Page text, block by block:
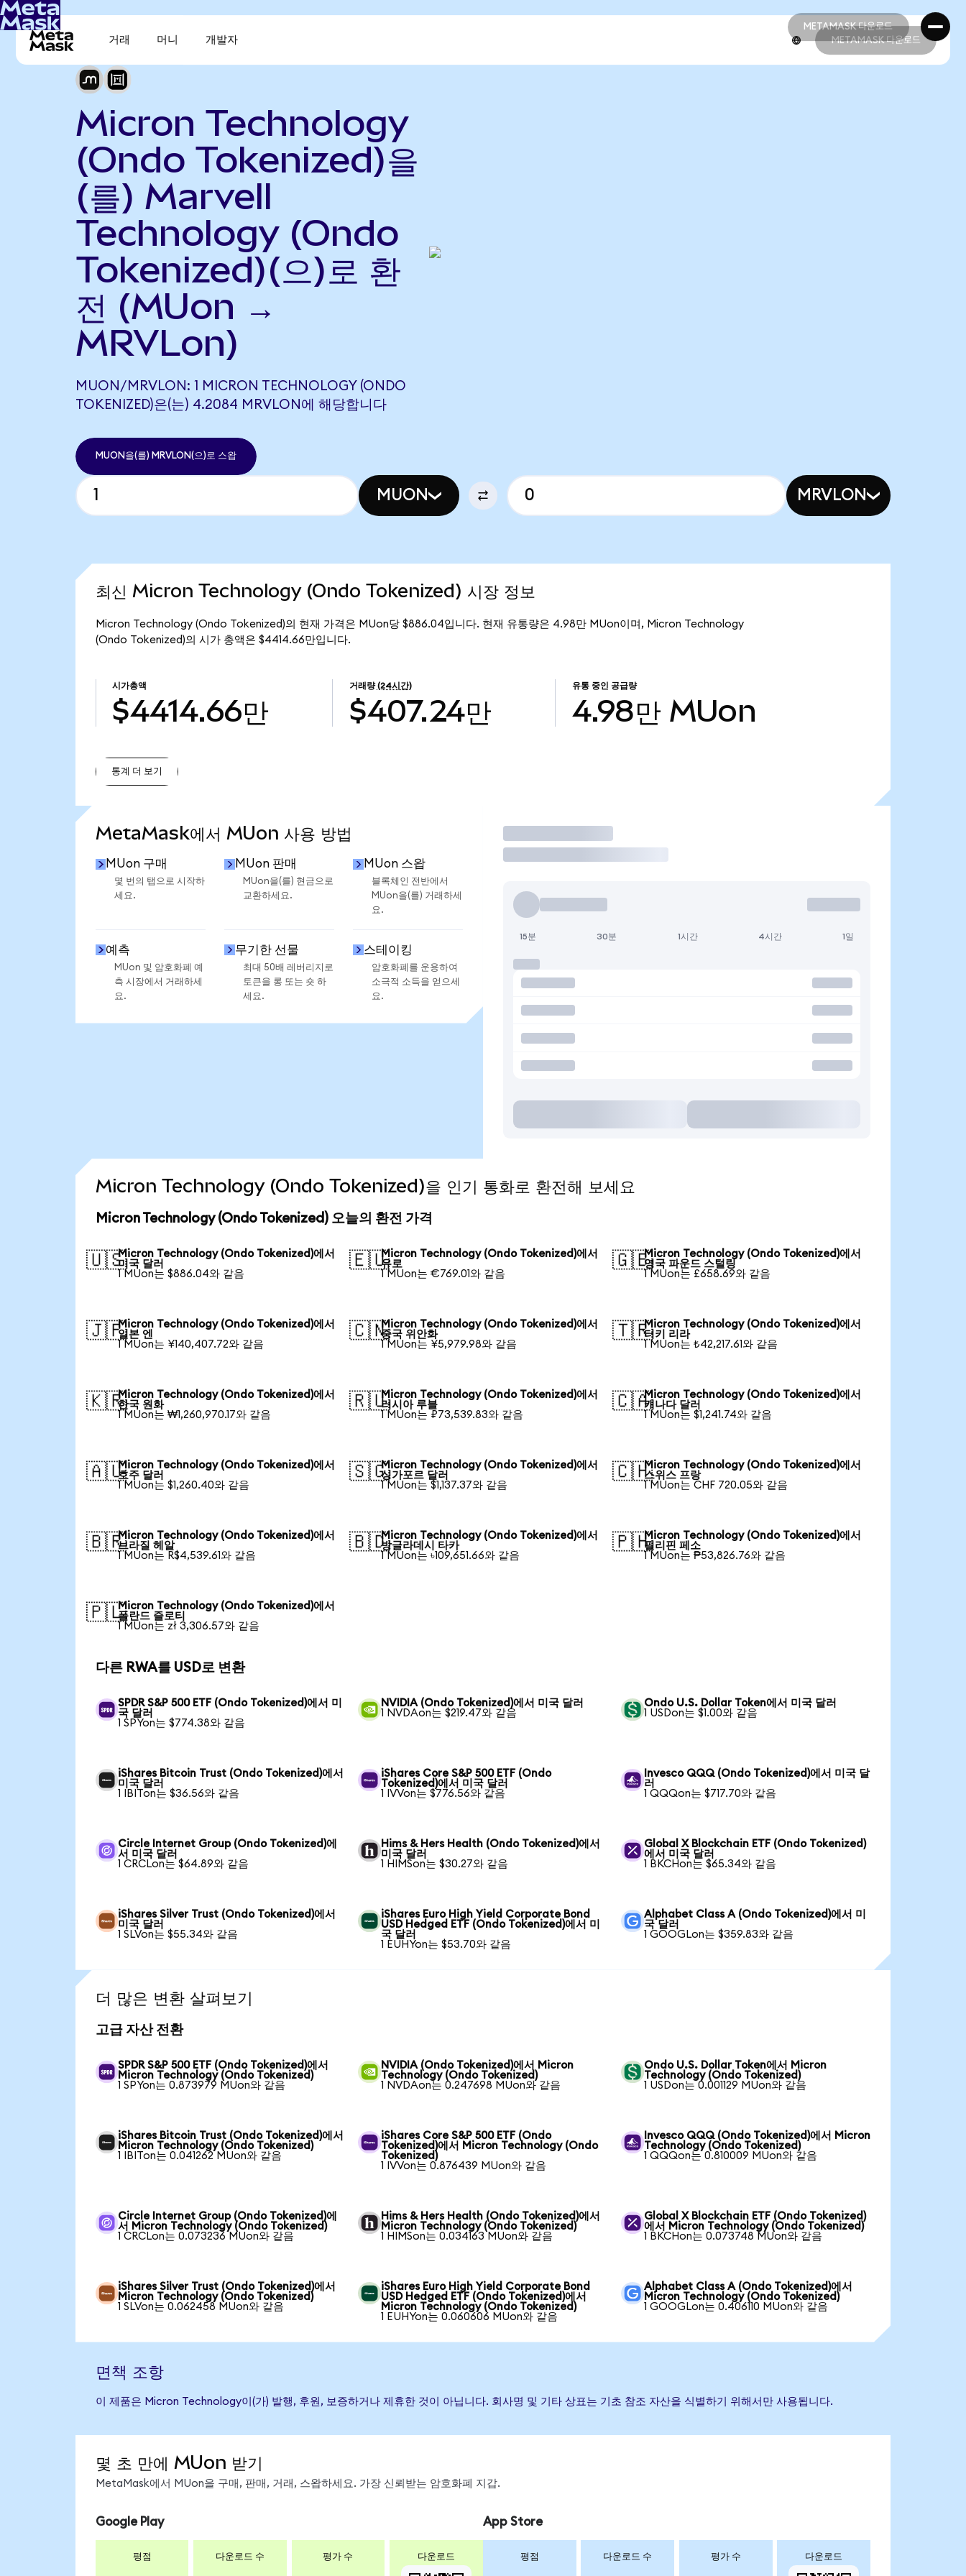
METAMASK 다운로드
METAMASK 다운로드
거래 머니 개발자 METAMASK 다운로드
Micron Technology
(Ondo Tokenized)을
(를) Marvell
Technology (Ondo
Tokenized)(으)로 환
전 (MUon →
MRVLon)
MUON/MRVLON: 1 MICRON TECHNOLOGY (ONDO
TOKENIZED)은(는) 4.2084 MRVLON에 해당합니다
MUON을(를) MRVLON(으)로 스왑
MUON MRVLON
최신 Micron Technology (Ondo Tokenized) 시장 정보
Micron Technology (Ondo Tokenized)의 현재 가격은 MUon당 $886.04입니다. 현재 유통량은 4.98만 MUon이며, Micron Technology
(Ondo Tokenized)의 시가 총액은 $4414.66만입니다.
시가총액
$4414.66만
거래량 (24시간)
$407.24만
유통 중인 공급량
4.98만 MUon
통계 더 보기
MetaMask에서 MUon 사용 방법
MUon 구매
몇 번의 탭으로 시작하
세요.
MUon 판매
MUon을(를) 현금으로
교환하세요.
MUon 스왑
블록체인 전반에서
MUon을(를) 거래하세
요.
예측
MUon 및 암호화폐 예
측 시장에서 거래하세
요.
무기한 선물
최대 50배 레버리지로
토큰을 롱 또는 숏 하
세요.
스테이킹
암호화폐를 운용하여
소극적 소득을 얻으세
요.
거래
15분 30분 1시간 4시간 1일
Micron Technology (Ondo Tokenized)을 인기 통화로 환전해 보세요
Micron Technology (Ondo Tokenized) 오늘의 환전 가격
🇺🇸Micron Technology (Ondo Tokenized)에서
미국 달러
1 MUon는 $886.04와 같음
🇪🇺Micron Technology (Ondo Tokenized)에서
유로
1 MUon는 €769.01와 같음
🇬🇧Micron Technology (Ondo Tokenized)에서
영국 파운드 스털링
1 MUon는 £658.69와 같음
🇯🇵Micron Technology (Ondo Tokenized)에서
일본 엔
1 MUon는 ¥140,407.72와 같음
🇨🇳Micron Technology (Ondo Tokenized)에서
중국 위안화
1 MUon는 ¥5,979.98와 같음
🇹🇷Micron Technology (Ondo Tokenized)에서
터키 리라
1 MUon는 ₺42,217.61와 같음
🇰🇷Micron Technology (Ondo Tokenized)에서
한국 원화
1 MUon는 ₩1,260,970.17와 같음
🇷🇺Micron Technology (Ondo Tokenized)에서
러시아 루블
1 MUon는 ₽73,539.83와 같음
🇨🇦Micron Technology (Ondo Tokenized)에서
캐나다 달러
1 MUon는 $1,241.74와 같음
🇦🇺Micron Technology (Ondo Tokenized)에서
호주 달러
1 MUon는 $1,260.40와 같음
🇸🇬Micron Technology (Ondo Tokenized)에서
싱가포르 달러
1 MUon는 $1,137.37와 같음
🇨🇭Micron Technology (Ondo Tokenized)에서
스위스 프랑
1 MUon는 CHF 720.05와 같음
🇧🇷Micron Technology (Ondo Tokenized)에서
브라질 헤알
1 MUon는 R$4,539.61와 같음
🇧🇩Micron Technology (Ondo Tokenized)에서
방글라데시 타카
1 MUon는 ৳109,651.66와 같음
🇵🇭Micron Technology (Ondo Tokenized)에서
필리핀 페소
1 MUon는 ₱53,826.76와 같음
🇵🇱Micron Technology (Ondo Tokenized)에서
폴란드 즐로티
1 MUon는 zł 3,306.57와 같음
다른 RWA를 USD로 변환
SPDR S&P 500 ETF (Ondo Tokenized)에서 미
국 달러
1 SPYon는 $774.38와 같음
NVIDIA (Ondo Tokenized)에서 미국 달러
1 NVDAon는 $219.47와 같음
Ondo U.S. Dollar Token에서 미국 달러
1 USDon는 $1.00와 같음
iShares Bitcoin Trust (Ondo Tokenized)에서
미국 달러
1 IBITon는 $36.56와 같음
iShares Core S&P 500 ETF (Ondo
Tokenized)에서 미국 달러
1 IVVon는 $776.56와 같음
Invesco QQQ (Ondo Tokenized)에서 미국 달
러
1 QQQon는 $717.70와 같음
Circle Internet Group (Ondo Tokenized)에
서 미국 달러
1 CRCLon는 $64.89와 같음
Hims & Hers Health (Ondo Tokenized)에서
미국 달러
1 HIMSon는 $30.27와 같음
Global X Blockchain ETF (Ondo Tokenized)
에서 미국 달러
1 BKCHon는 $65.34와 같음
iShares Silver Trust (Ondo Tokenized)에서
미국 달러
1 SLVon는 $55.34와 같음
iShares Euro High Yield Corporate Bond
USD Hedged ETF (Ondo Tokenized)에서 미
국 달러
1 EUHYon는 $53.70와 같음
Alphabet Class A (Ondo Tokenized)에서 미
국 달러
1 GOOGLon는 $359.83와 같음
더 많은 변환 살펴보기
고급 자산 전환
SPDR S&P 500 ETF (Ondo Tokenized)에서
Micron Technology (Ondo Tokenized)
1 SPYon는 0.873979 MUon와 같음
NVIDIA (Ondo Tokenized)에서 Micron
Technology (Ondo Tokenized)
1 NVDAon는 0.247698 MUon와 같음
Ondo U.S. Dollar Token에서 Micron
Technology (Ondo Tokenized)
1 USDon는 0.001129 MUon와 같음
iShares Bitcoin Trust (Ondo Tokenized)에서
Micron Technology (Ondo Tokenized)
1 IBITon는 0.041262 MUon와 같음
iShares Core S&P 500 ETF (Ondo
Tokenized)에서 Micron Technology (Ondo
Tokenized)
1 IVVon는 0.876439 MUon와 같음
Invesco QQQ (Ondo Tokenized)에서 Micron
Technology (Ondo Tokenized)
1 QQQon는 0.810009 MUon와 같음
Circle Internet Group (Ondo Tokenized)에
서 Micron Technology (Ondo Tokenized)
1 CRCLon는 0.073236 MUon와 같음
Hims & Hers Health (Ondo Tokenized)에서
Micron Technology (Ondo Tokenized)
1 HIMSon는 0.034163 MUon와 같음
Global X Blockchain ETF (Ondo Tokenized)
에서 Micron Technology (Ondo Tokenized)
1 BKCHon는 0.073748 MUon와 같음
iShares Silver Trust (Ondo Tokenized)에서
Micron Technology (Ondo Tokenized)
1 SLVon는 0.062458 MUon와 같음
iShares Euro High Yield Corporate Bond
USD Hedged ETF (Ondo Tokenized)에서
Micron Technology (Ondo Tokenized)
1 EUHYon는 0.060606 MUon와 같음
Alphabet Class A (Ondo Tokenized)에서
Micron Technology (Ondo Tokenized)
1 GOOGLon는 0.406110 MUon와 같음
면책 조항
이 제품은 Micron Technology이(가) 발행, 후원, 보증하거나 제휴한 것이 아닙니다. 회사명 및 기타 상표는 기초 참조 자산을 식별하기 위해서만 사용됩니다.
몇 초 만에 MUon 받기
MetaMask에서 MUon을 구매, 판매, 거래, 스왑하세요. 가장 신뢰받는 암호화폐 지갑.
Google Play
평점 다운로드 수 평가 수 다운로드
App Store
평점 다운로드 수 평가 수 다운로드